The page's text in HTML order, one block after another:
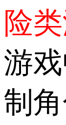
险类
游
制